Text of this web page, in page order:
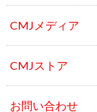
CMJストア
お問い合わせ